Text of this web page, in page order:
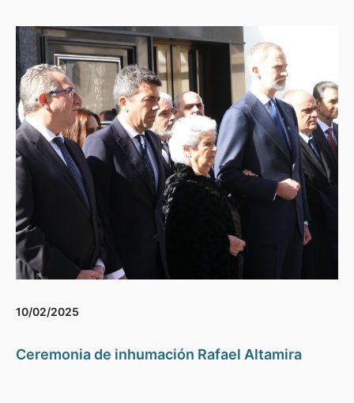
10/02/2025
Ceremonia de inhumación Rafael Altamira